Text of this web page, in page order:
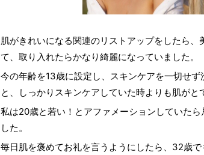
肌がきれいになる関連のリストアップをしたら、
て、取り入れたらかなり綺麗になっていました。
今の年齢を13歳に設定 し、スキンケアを一切せ
と、しっかりスキンケアしていた時よりも肌がと
私は20歳と若い！とアファメーション していた
した。
毎日肌を褒めてお礼を言う ようにしたら、32歳